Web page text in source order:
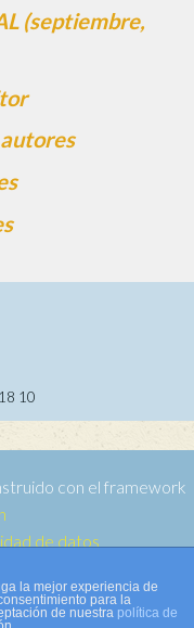
(septiembre,
10
con el framework
de datos
la mejor experiencia de
para la
de nuestra política de